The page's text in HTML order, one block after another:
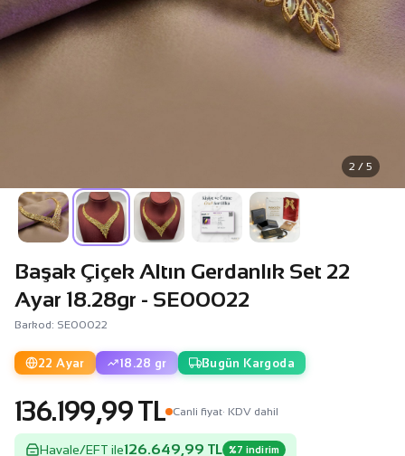
2 / 5
Başak Çiçek Altın Gerdanlık Set 22
Ayar 18.28gr - SE00022
Barkod: SE00022
22 Ayar 18.28 gr Bugün Kargoda
136.199,99 TL Canli fiyat· KDV dahil
Havale/EFT ile126.649,99 TL %7 indirim